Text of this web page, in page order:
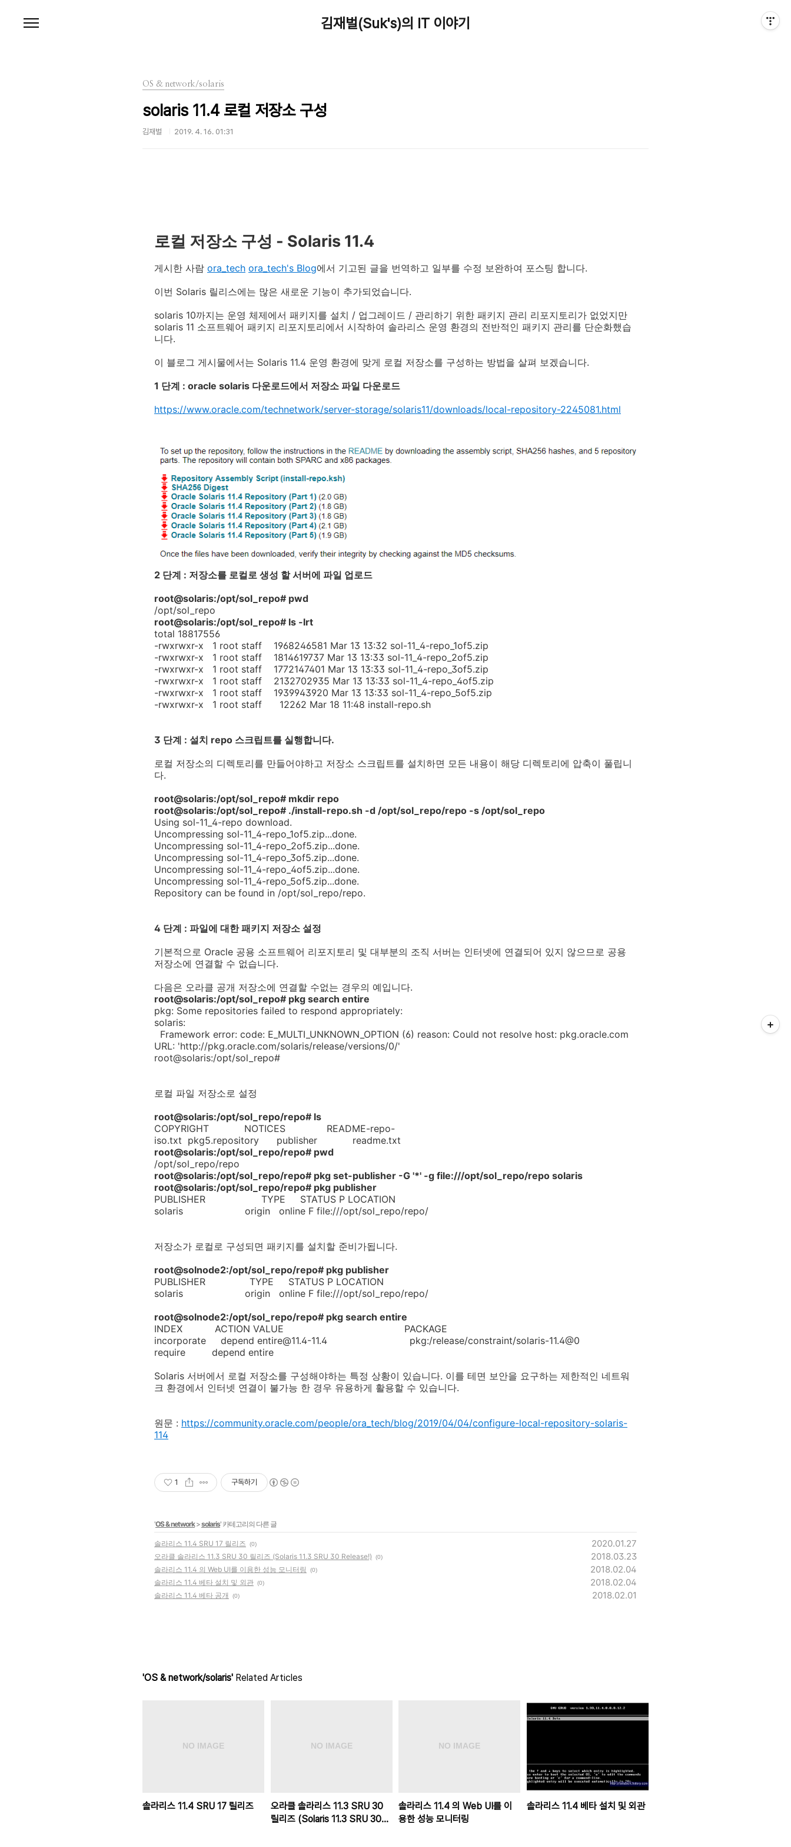
김재벌(Suk's)의 IT 이야기
OS & network/solaris
solaris 11.4 로컬 저장소 구성
김재벌 2019. 4. 16. 01:31
로컬 저장소 구성 - Solaris 11.4
게시한 사람 ora_tech ora_tech's Blog에서 기고된 글을 번역하고 일부를 수정 보완하여 포스팅 합니다.
이번 Solaris 릴리스에는 많은 새로운 기능이 추가되었습니다.
solaris 10까지는 운영 체제에서 패키지를 설치 / 업그레이드 / 관리하기 위한 패키지 관리 리포지토리가 없었지만
solaris 11 소프트웨어 패키지 리포지토리에서 시작하여 솔라리스 운영 환경의 전반적인 패키지 관리를 단순화했습
니다.
이 블로그 게시물에서는 Solaris 11.4 운영 환경에 맞게 로컬 저장소를 구성하는 방법을 살펴 보겠습니다.
1 단계 : oracle solaris 다운로드에서 저장소 파일 다운로드
https://www.oracle.com/technetwork/server-storage/solaris11/downloads/local-repository-2245081.html
2 단계 : 저장소를 로컬로 생성 할 서버에 파일 업로드
root@solaris:/opt/sol_repo# pwd
/opt/sol_repo
root@solaris:/opt/sol_repo# ls -lrt
total 18817556
-rwxrwxr-x 1 root staff 1968246581 Mar 13 13:32 sol-11_4-repo_1of5.zip
-rwxrwxr-x 1 root staff 1814619737 Mar 13 13:33 sol-11_4-repo_2of5.zip
-rwxrwxr-x 1 root staff 1772147401 Mar 13 13:33 sol-11_4-repo_3of5.zip
-rwxrwxr-x 1 root staff 2132702935 Mar 13 13:33 sol-11_4-repo_4of5.zip
-rwxrwxr-x 1 root staff 1939943920 Mar 13 13:33 sol-11_4-repo_5of5.zip
-rwxrwxr-x 1 root staff 12262 Mar 18 11:48 install-repo.sh
3 단계 : 설치 repo 스크립트를 실행합니다.
로컬 저장소의 디렉토리를 만들어야하고 저장소 스크립트를 설치하면 모든 내용이 해당 디렉토리에 압축이 풀립니
다.
root@solaris:/opt/sol_repo# mkdir repo
root@solaris:/opt/sol_repo# ./install-repo.sh -d /opt/sol_repo/repo -s /opt/sol_repo
Using sol-11_4-repo download.
Uncompressing sol-11_4-repo_1of5.zip...done.
Uncompressing sol-11_4-repo_2of5.zip...done.
Uncompressing sol-11_4-repo_3of5.zip...done.
Uncompressing sol-11_4-repo_4of5.zip...done.
Uncompressing sol-11_4-repo_5of5.zip...done.
Repository can be found in /opt/sol_repo/repo.
4 단계 : 파일에 대한 패키지 저장소 설정
기본적으로 Oracle 공용 소프트웨어 리포지토리 및 대부분의 조직 서버는 인터넷에 연결되어 있지 않으므로 공용
저장소에 연결할 수 없습니다.
다음은 오라클 공개 저장소에 연결할 수없는 경우의 예입니다.
root@solaris:/opt/sol_repo# pkg search entire
pkg: Some repositories failed to respond appropriately:
solaris:
Framework error: code: E_MULTI_UNKNOWN_OPTION (6) reason: Could not resolve host: pkg.oracle.com
URL: 'http://pkg.oracle.com/solaris/release/versions/0/'
root@solaris:/opt/sol_repo#
로컬 파일 저장소로 설정
root@solaris:/opt/sol_repo/repo# ls
COPYRIGHT NOTICES README-repo-
iso.txt pkg5.repository publisher readme.txt
root@solaris:/opt/sol_repo/repo# pwd
/opt/sol_repo/repo
root@solaris:/opt/sol_repo/repo# pkg set-publisher -G '*' -g file:///opt/sol_repo/repo solaris
root@solaris:/opt/sol_repo/repo# pkg publisher
PUBLISHER TYPE STATUS P LOCATION
solaris origin online F file:///opt/sol_repo/repo/
저장소가 로컬로 구성되면 패키지를 설치할 준비가됩니다.
root@solnode2:/opt/sol_repo/repo# pkg publisher
PUBLISHER TYPE STATUS P LOCATION
solaris origin online F file:///opt/sol_repo/repo/
root@solnode2:/opt/sol_repo/repo# pkg search entire
INDEX ACTION VALUE PACKAGE
incorporate depend entire@11.4-11.4 pkg:/release/constraint/solaris-11.4@0
require depend entire
Solaris 서버에서 로컬 저장소를 구성해야하는 특정 상황이 있습니다. 이를 테면 보안을 요구하는 제한적인 네트워
크 환경에서 인터넷 연결이 불가능 한 경우 유용하게 활용할 수 있습니다.
원문 : https://community.oracle.com/people/ora_tech/blog/2019/04/04/configure-local-repository-solaris-
114
1 구독하기
'OS & network>solaris' 카테고리의 다른 글
솔라리스 11.4 SRU 17 릴리즈 (0) 2020.01.27
오라클 솔라리스 11.3 SRU 30 릴리즈 (Solaris 11.3 SRU 30 Release!) (0) 2018.03.23
솔라리스 11.4 의 Web UI를 이용한 성능 모니터링 (0) 2018.02.04
솔라리스 11.4 베타 설치 및 외관 (0) 2018.02.04
솔라리스 11.4 베타 공개 (0) 2018.02.01
'OS & network/solaris' Related Articles
솔라리스 11.4 SRU 17 릴리즈
오라클 솔라리스 11.3 SRU 30
릴리즈 (Solaris 11.3 SRU 30
솔라리스 11.4 의 Web UI를 이
용한 성능 모니터링
솔라리스 11.4 베타 설치 및 외관